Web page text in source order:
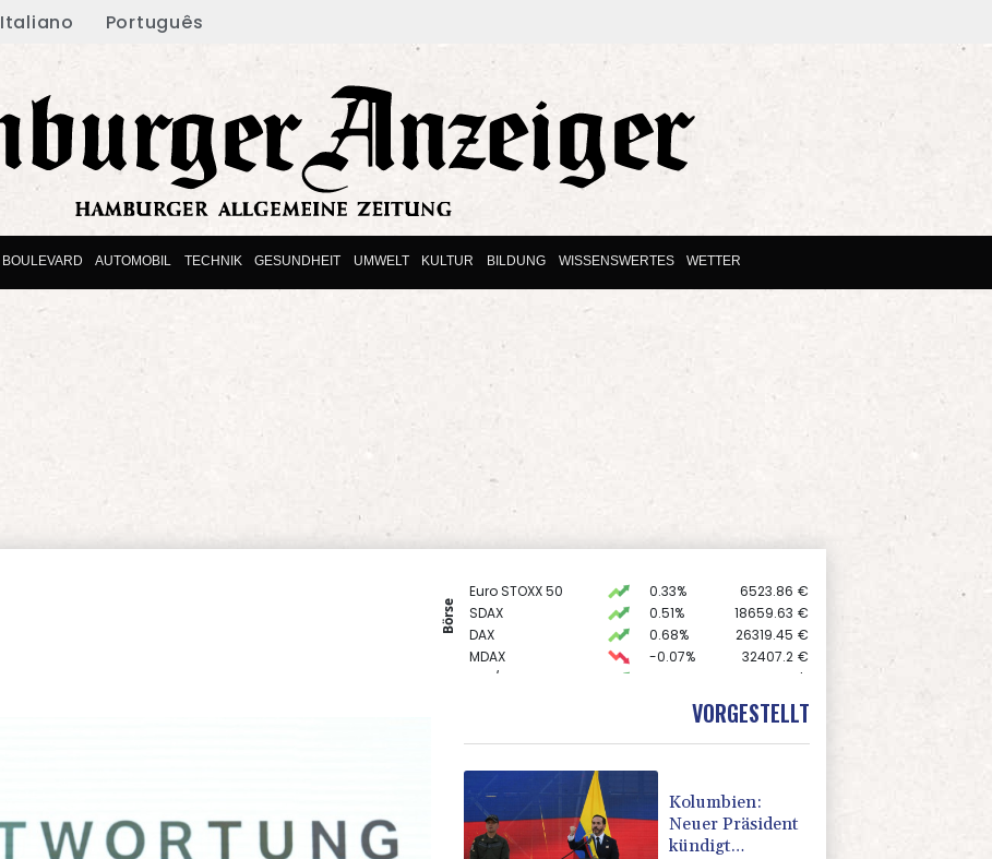
Italiano Português
BOULEVARD AUTOMOBIL TECHNIK GESUNDHEIT UMWELT KULTUR BILDUNG WISSENSWERTES WETTER
Börse
Euro STOXX 50 0.33% 6523.86 €
SDAX
0.51% 18659.63 €
DAX
0.68% 26319.45 €
MDAX
-0.07% 32407.2 €
EUR/USD
$
4401.3 $
4068.78 €
VORGESTELLT
Kolumbien:
Neuer Präsident
kündigt